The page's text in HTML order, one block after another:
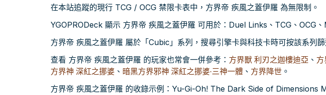
在本站追蹤的現行 TCG / OCG 禁限卡表中，方界帝 疾風之蓋伊羅 為無限制。
YGOPRODeck 顯示 方界帝 疾風之蓋伊羅 可用於：Duel Links、TCG、OCG
方界帝 疾風之蓋伊羅 屬於「Cubic」系列，搜尋引擎卡與科技卡時可按該系列篩
查看 方界帝 疾風之蓋伊羅 的玩家也常會一併參考： 方界獸 利刃之迦樓迪亞 、
方界神 深紅之挪婆 、 暗黑方界邪神 深紅之挪婆·三神一體 、 方界降世 。
方界帝 疾風之蓋伊羅 的收錄示例：Yu-Gi-Oh! The Dark Side of Dimensions